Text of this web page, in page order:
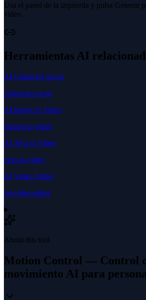
Usa el panel de la izquierda y pulsa Generar
video.
Herramientas AI
AI Character Swap
/character-swap
AI Image to Video
/image-to-video
AI Text to Video
/text-to-video
AI Video Editor
/ai-video-editor
About this tool
Motion Control — Control
movimiento AI para